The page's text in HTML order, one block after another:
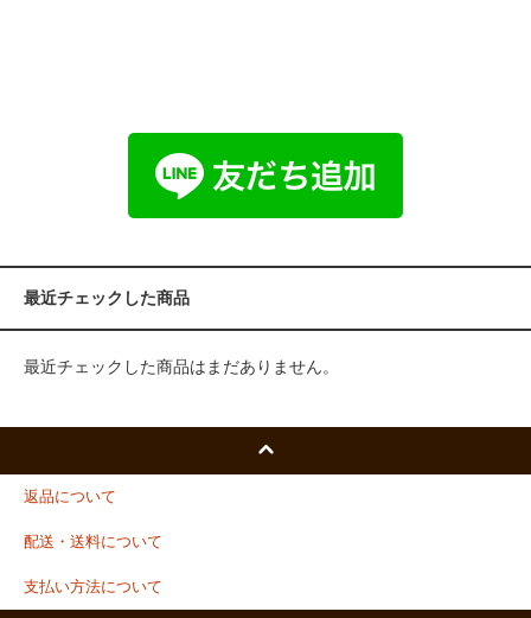
最近チェックした商品
最近チェックした商品はまだありません。
返品について
配送・送料について
支払い方法について